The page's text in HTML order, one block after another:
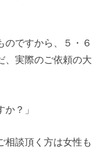
のですから、５・６
、実際のご依頼の大
？」
相談頂く方は女性も